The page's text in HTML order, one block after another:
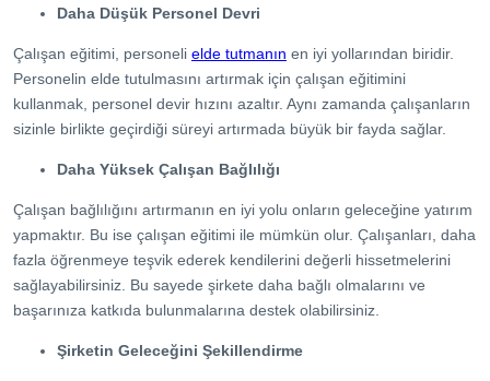
Daha Düşük Personel Devri
Çalışan eğitimi, personeli elde tutmanın en iyi yollarından biridir.
Personelin elde tutulmasını artırmak için çalışan eğitimini
kullanmak, personel devir hızını azaltır. Aynı zamanda çalışanların
sizinle birlikte geçirdiği süreyi artırmada büyük bir fayda sağlar.
Daha Yüksek Çalışan Bağlılığı
Çalışan bağlılığını artırmanın en iyi yolu onların geleceğine yatırım
yapmaktır. Bu ise çalışan eğitimi ile mümkün olur. Çalışanları, daha
fazla öğrenmeye teşvik ederek kendilerini değerli hissetmelerini
sağlayabilirsiniz. Bu sayede şirkete daha bağlı olmalarını ve
başarınıza katkıda bulunmalarına destek olabilirsiniz.
Şirketin Geleceğini Şekillendirme